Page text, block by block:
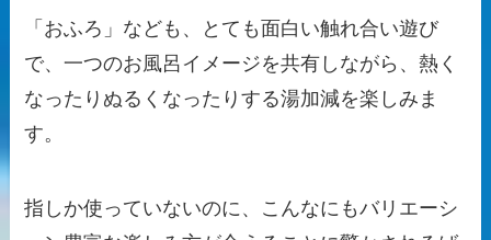
「おふろ」なども、とても面白い触れ合い遊び
で、一つのお風呂イメージを共有しながら、熱く
なったりぬるくなったりする湯加減を楽しみま
す。
指しか使っていないのに、こんなにもバリエーシ